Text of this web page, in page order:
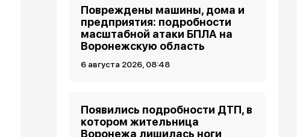
Повреждены машины, дома и
предприятия: подробности
масштабной атаки БПЛА на
Воронежскую область
6 августа 2026, 08:48
Появились подробности ДТП, в
котором жительница
Воронежа лишилась ноги